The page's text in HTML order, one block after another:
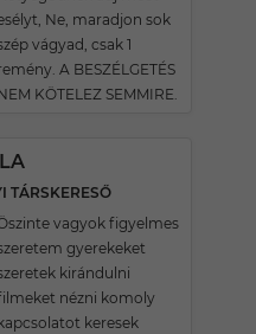
Ne, maradjon sok
vágyad, csak 1
A BESZÉLGETÉS
KÖTELEZ SEMMIRE.
TÁRSKERESŐ
vagyok figyelmes
gyerekeket
kirándulni
nézni komoly
kapcsolatot keresek